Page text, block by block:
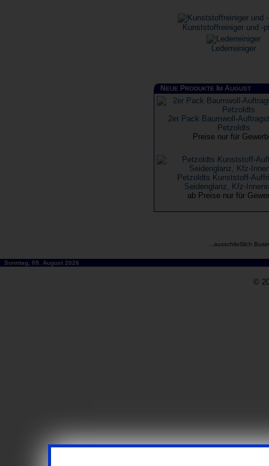
Kunststoffreiniger und -
Lederreiniger
N EUE PRODUKTE M AUGUST
2er Pack Baumwoll-
Petzoldts
Preise nur für
Petzoldts Kunststoff-
Seidenglanz, Kfz-
ab Preise nur für
...ausschließlich
Sonntag, 09. August 2026
©